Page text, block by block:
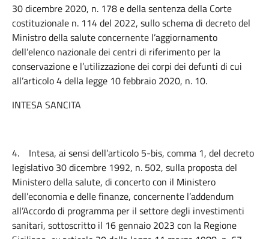
30 dicembre 2020, n. 178 e della sentenza della Corte
costituzionale n. 114 del 2022, sullo schema di decreto del
Ministro della salute concernente l’aggiornamento
dell’elenco nazionale dei centri di riferimento per la
conservazione e l’utilizzazione dei corpi dei defunti di cui
all’articolo 4 della legge 10 febbraio 2020, n. 10.
INTESA SANCITA
4. Intesa, ai sensi dell’articolo 5-bis, comma 1, del decreto
legislativo 30 dicembre 1992, n. 502, sulla proposta del
Ministero della salute, di concerto con il Ministero
dell’economia e delle finanze, concernente l’addendum
all’Accordo di programma per il settore degli investimenti
sanitari, sottoscritto il 16 gennaio 2023 con la Regione